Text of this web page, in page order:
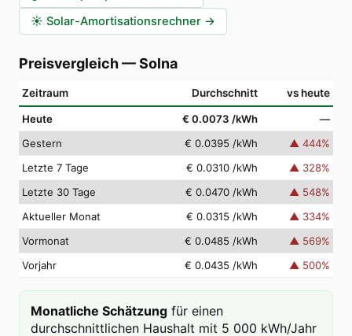
☀️ Solar-Amortisationsrechner →
Preisvergleich—Solna
Zeitraum Durchschnitt vs heute
Heute € 0.0073 /kWh
—
Gestern
€ 0.0395 /kWh ▲ 444%
Letzte 7 Tage
€ 0.0310 /kWh ▲ 328%
Letzte 30 Tage
€ 0.0470 /kWh ▲ 548%
Aktueller Monat
€ 0.0315 /kWh ▲ 334%
Vormonat
€ 0.0485 /kWh ▲ 569%
Vorjahr
€ 0.0435 /kWh ▲ 500%
Monatliche Schätzung für einen
durchschnittlichen Haushalt mit 5 000 kWh/Jahr